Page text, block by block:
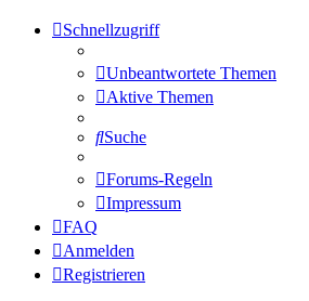
Schnellzugriff
Unbeantwortete Themen
Aktive Themen
Suche
Forums-Regeln
Impressum
FAQ
Anmelden
Registrieren